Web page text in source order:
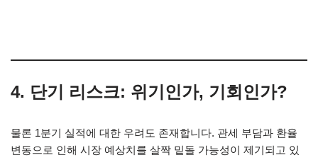
4. 단기 리스크: 위기인가, 기회인가?
물론 1분기 실적에 대한 우려도 존재합니다. 관세 부담과 환율
변동으로 인해 시장 예상치를 살짝 밑돌 가능성이 제기되고 있